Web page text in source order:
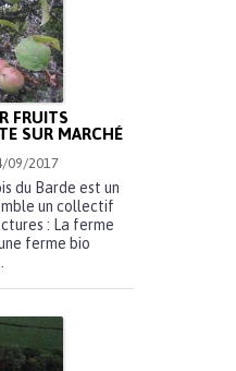
FRUITS
SUR MARCHÉ
09/2017
du Barde est un
un collectif
: La ferme
ferme bio